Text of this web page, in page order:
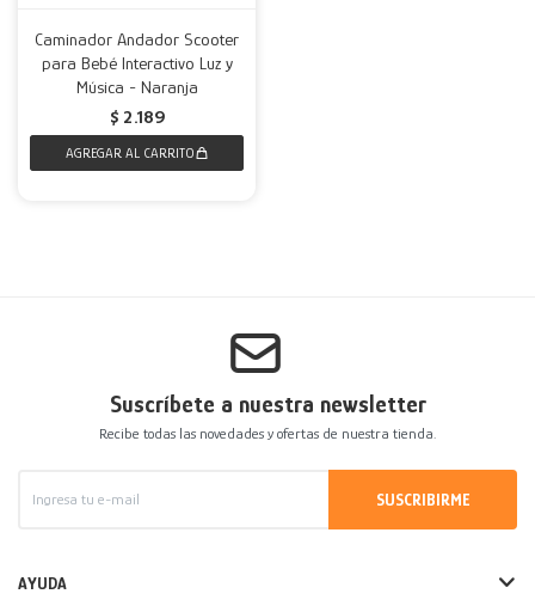
Caminador Andador Scooter
para Bebé Interactivo Luz y
Música - Naranja
$ 2.189
Suscríbete a nuestra newsletter
Recibe todas las novedades y ofertas de nuestra tienda.
SUSCRIBIRME
AYUDA